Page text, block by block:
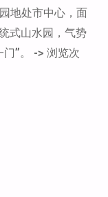
地处市中心，面
式山水园，气势
”。 -> 浏览次